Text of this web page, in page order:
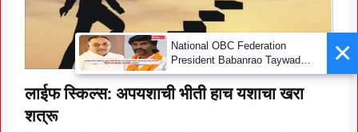
लाईफ स्किल्स: अपयशाची भीती हाच यशाचा खरा
शत्रू
×
National OBC Federation
President Babanrao Taywade
Claims Only 27 Kunbi
Certificates Issued in
Marathwada After September 2